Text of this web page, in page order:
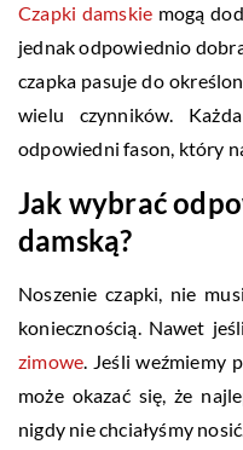
Czapki damskie mogą
jednak odpowiednio
czapka pasuje do
wielu czynników.
odpowiedni fason, który
Jak wybrać
damską?
Noszenie czapki, nie
koniecznością. Nawet
zimowe. Jeśli weźmiemy
może okazać się, że
nigdy nie chciałyśmy